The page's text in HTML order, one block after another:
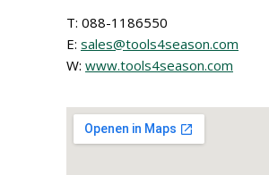
T: 088-1186550
E: sales@tools4season.com
W: www.tools4season.com